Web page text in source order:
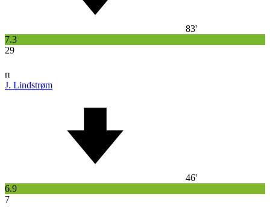
83'
7.3
29
п
J. Lindstrøm
46'
6.9
7